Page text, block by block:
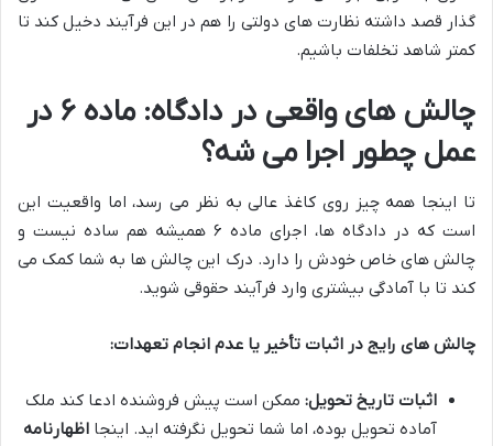
گذار قصد داشته نظارت های دولتی را هم در این فرآیند دخیل کند تا
کمتر شاهد تخلفات باشیم.
چالش های واقعی در دادگاه: ماده ۶ در
عمل چطور اجرا می شه؟
تا اینجا همه چیز روی کاغذ عالی به نظر می رسد، اما واقعیت این
است که در دادگاه ها، اجرای ماده ۶ همیشه هم ساده نیست و
چالش های خاص خودش را دارد. درک این چالش ها به شما کمک می
کند تا با آمادگی بیشتری وارد فرآیند حقوقی شوید.
چالش های رایج در اثبات تأخیر یا عدم انجام تعهدات:
اثبات تاریخ تحویل: ممکن است پیش فروشنده ادعا کند ملک
آماده تحویل بوده، اما شما تحویل نگرفته اید. اینجا اظهارنامه